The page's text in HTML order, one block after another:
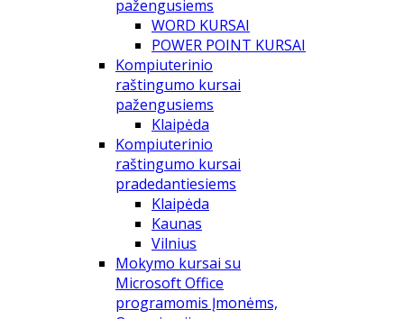
pažengusiems
WORD KURSAI
POWER POINT KURSAI
Kompiuterinio
raštingumo kursai
pažengusiems
Klaipėda
Kompiuterinio
raštingumo kursai
pradedantiesiems
Klaipėda
Kaunas
Vilnius
Mokymo kursai su
Microsoft Office
programomis Įmonėms,